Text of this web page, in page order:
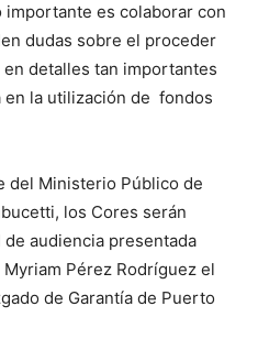
importante es colaborar con
dudas sobre el proceder
detalles tan importantes
en la utilización de fondos
del Ministerio Público de
los Cores serán
audiencia presentada
Pérez Rodríguez el
de Garantía de Puerto